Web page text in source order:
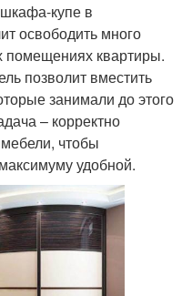
купе в
освободить много
помещениях квартиры.
позволит вместить
занимали до этого
– корректно
чтобы
удобной.